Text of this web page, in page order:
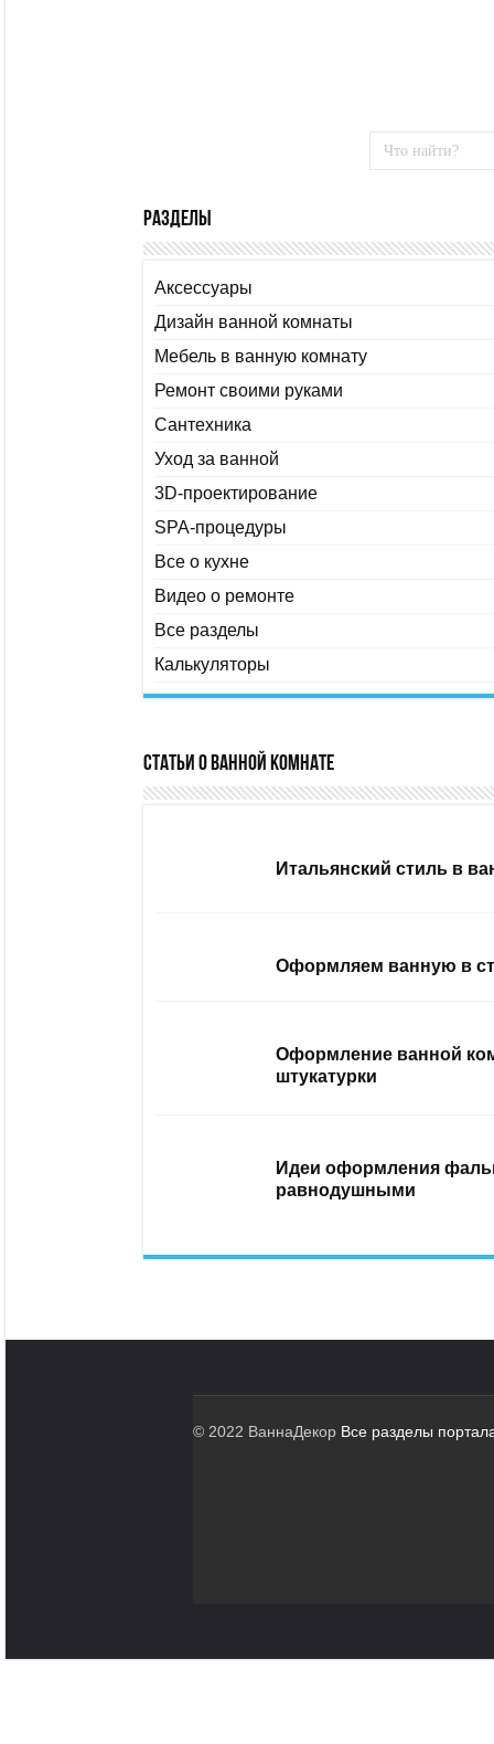
Разделы
Аксессуары
Дизайн ванной комнаты
Мебель в ванную комнату
Ремонт своими руками
Сантехника
Уход за ванной
3D-проектирование
SPA-процедуры
Все о кухне
Видео о ремонте
Все разделы
Калькуляторы
Статьи о ванной комнате
Итальянский стиль в
Оформляем ванную в
Оформление ванной
штукатурки
Идеи оформления
равнодушными
© 2022 ВаннаДекор Все разделы